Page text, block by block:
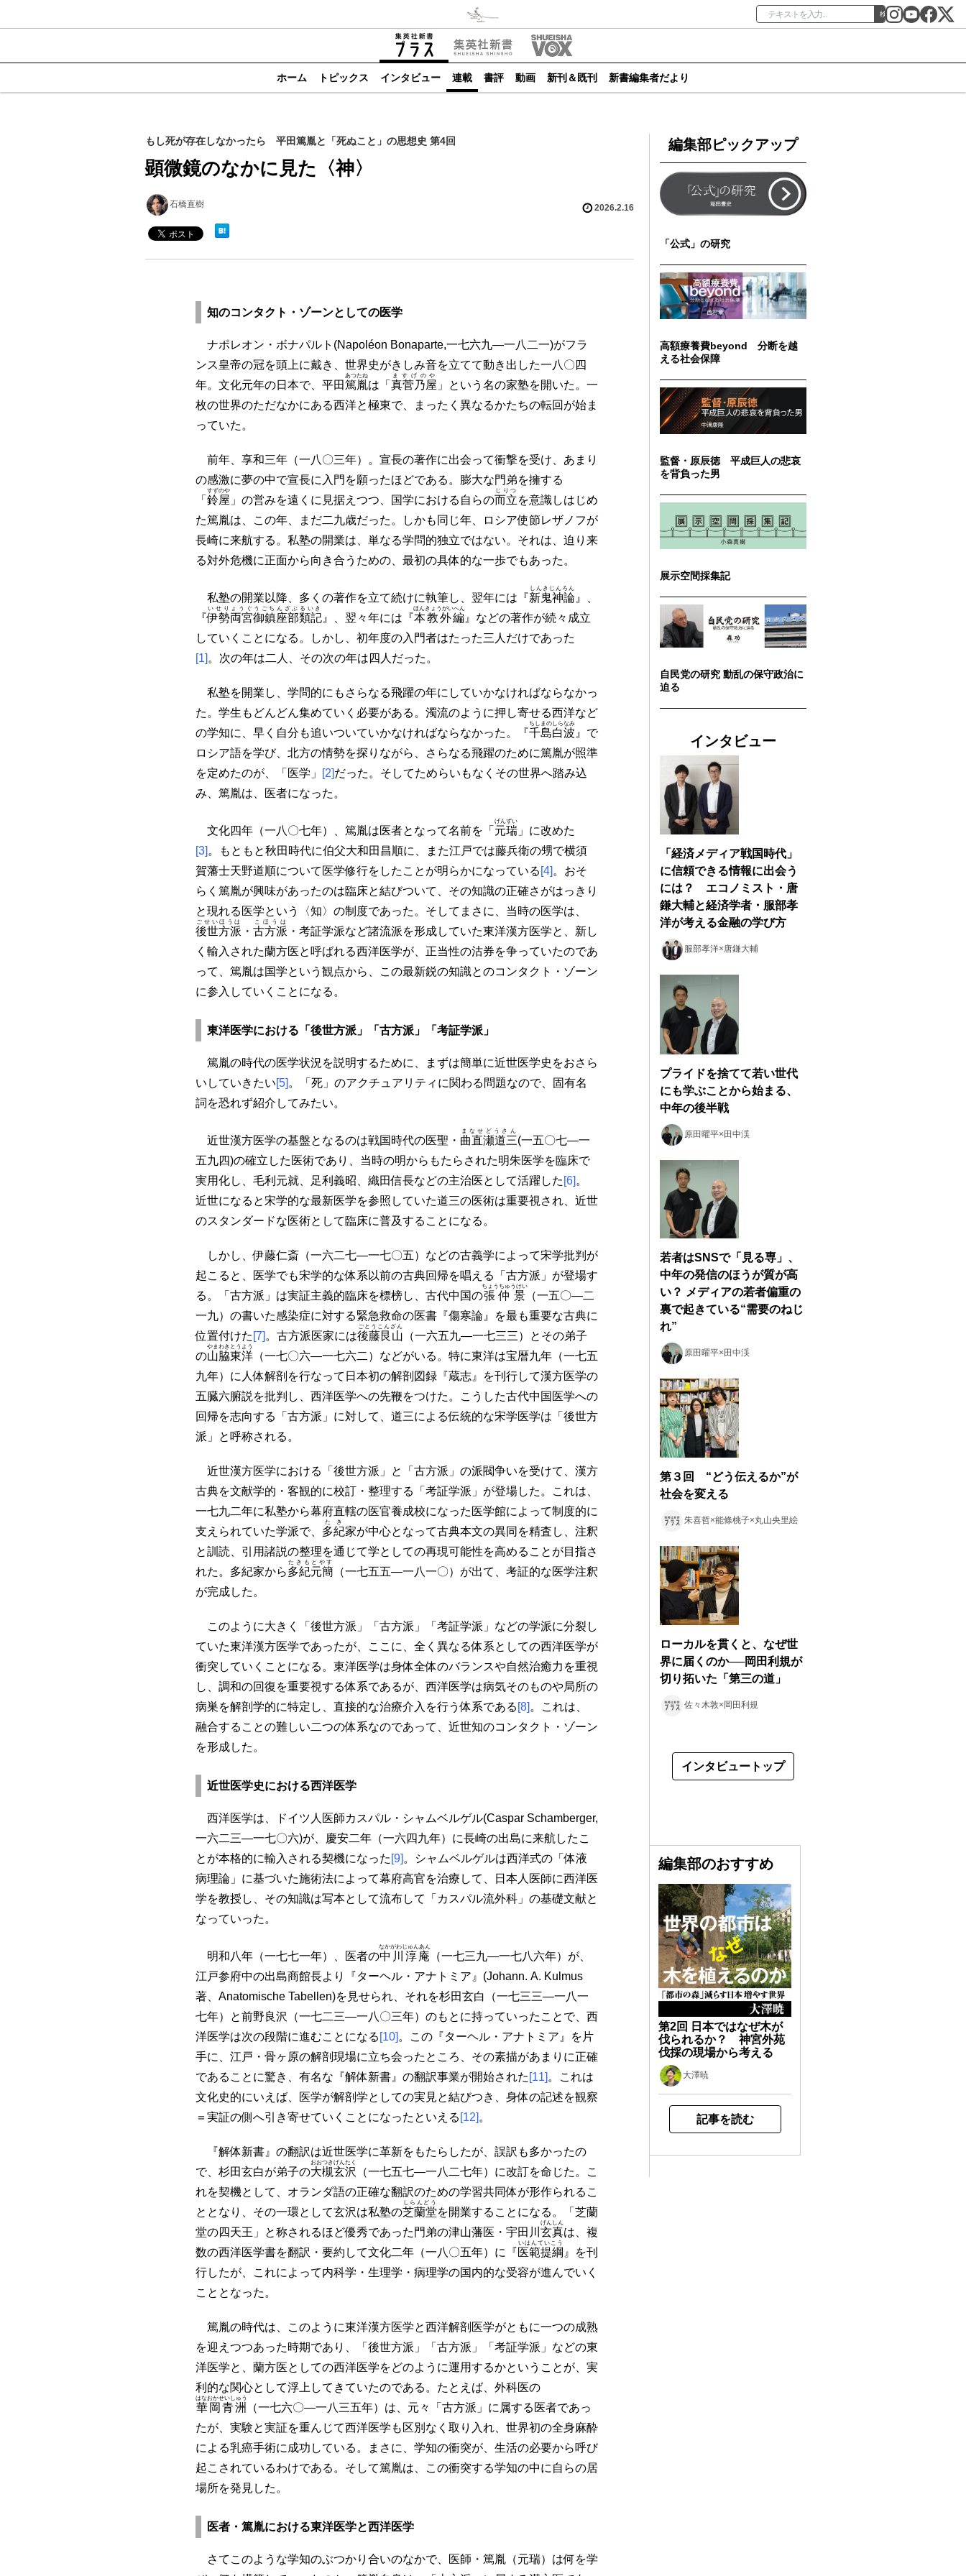
検索
ホーム トピックス インタビュー 連載 書評 動画 新刊＆既刊 新書編集者だより
もし死が存在しなかったら 平田篤胤と「死ぬこと」の思想史 第4回
顕微鏡のなかに見た〈神〉
石橋直樹 2026.2.16
知のコンタクト・ゾーンとしての医学
ナポレオン・ボナパルト(Napoléon Bonaparte,一七六九―一八二一)がフラ
ンス皇帝の冠を頭上に戴き、世界史がきしみ音を立てて動き出した一八〇四
年。文化元年の日本で、平田篤胤
あつたね
は「 真菅乃屋
ますげのや
」という名の家塾を開いた。一
枚の世界のただなかにある西洋と極東で、まったく異なるかたちの転回が始ま
っていた。
前年、享和三年（一八〇三年）。宣長の著作に出会って衝撃を受け、あまり
の感激に夢の中で宣長に入門を願ったほどである。膨大な門弟を擁する
「 鈴屋
すずのや
」の営みを遠くに見据えつつ、国学における自らの而立
じりつ
を意識しはじめ
た篤胤は、この年、まだ二九歳だった。しかも同じ年、ロシア使節レザノフが
長崎に来航する。私塾の開業は、単なる学問的独立ではない。それは、迫り来
る対外危機に正面から向き合うための、最初の具体的な一歩でもあった。
私塾の開業以降、多くの著作を立て続けに執筆し、翌年には『新鬼神論
しんきじんろん
』、
『伊勢両宮御鎮座部類記
いせりょうぐうごちんざぶるいき
』、翌々年には『本教外編
ほんきょうがいへん
』などの著作が続々成立
していくことになる。しかし、初年度の入門者はたった三人だけであった
[1] 。次の年は二人、その次の年は四人だった。
私塾を開業し、学問的にもさらなる飛躍の年にしていかなければならなかっ
た。学生もどんどん集めていく必要がある。濁流のように押し寄せる西洋など
の学知に、早く自分も追いついていかなければならなかった。『千島白波
ちしまのしらなみ
』で
ロシア語を学び、北方の情勢を探りながら、さらなる飛躍のために篤胤が照準
を定めたのが、「医学」
[2]だった。そしてためらいもなくその世界へ踏み込
み、篤胤は、医者になった。
文化四年（一八〇七年）、篤胤は医者となって名前を「 元瑞
げんずい
」に改めた
[3] 。もともと秋田時代に伯父大和田昌順に、また江戸では藤兵衛の甥で横須
賀藩士天野道順について医学修行をしたことが明らかになっている [4] 。おそ
らく篤胤が興味があったのは臨床と結びついて、その知識の正確さがはっきり
と現れる医学という〈知〉の制度であった。そしてまさに、当時の医学は、
後世方派
ごせいほうは
・ 古方派
こほうは
・考証学派など諸流派を形成していた東洋漢方医学と、新し
く輸入された蘭方医と呼ばれる西洋医学が、正当性の沽券を争っていたのであ
って、篤胤は国学という観点から、この最新鋭の知識とのコンタクト・ゾーン
に参入していくことになる。
東洋医学における「後世方派」「古方派」「考証学派」
篤胤の時代の医学状況を説明するために、まずは簡単に近世医学史をおさら
いしていきたい[5] 。「死」のアクチュアリティに関わる問題なので、固有名
詞を恐れず紹介してみたい。
近世漢方医学の基盤となるのは戦国時代の医聖・ 曲直瀬道三
まなせどうさん
(一五〇七―一
五九四)の確立した医術であり、当時の明からもたらされた明朱医学を臨床で
実用化し、毛利元就、足利義昭、織田信長などの主治医として活躍した [6] 。
近世になると宋学的な最新医学を参照していた道三の医術は重要視され、近世
のスタンダードな医術として臨床に普及することになる。
しかし、伊藤仁斎（一六二七―一七〇五）などの古義学によって宋学批判が
起こると、医学でも宋学的な体系以前の古典回帰を唱える「古方派」が登場す
る。「古方派」は実証主義的臨床を標榜し、古代中国の張仲景
ちょうちゅうけい
（一五〇―二
一九）の書いた感染症に対する緊急救命の医書『傷寒論』を最も重要な古典に
位置付けた [7] 。古方派医家には後藤艮山
ごとうこんざん
（一六五九―一七三三）とその弟子
の山脇東洋
やまわきとうよう
（一七〇六―一七六二）などがいる。特に東洋は宝暦九年（一七五
九年）に人体解剖を行なって日本初の解剖図録『蔵志』を刊行して漢方医学の
五臓六腑説を批判し、西洋医学への先鞭をつけた。こうした古代中国医学への
回帰を志向する「古方派」に対して、道三による伝統的な宋学医学は「後世方
派」と呼称される。
近世漢方医学における「後世方派」と「古方派」の派閥争いを受けて、漢方
古典を文献学的・客観的に校訂・整理する「考証学派」が登場した。これは、
一七九二年に私塾から幕府直轄の医官養成校になった医学館によって制度的に
支えられていた学派で、 多紀
たき
家が中心となって古典本文の異同を精査し、注釈
と訓読、引用諸説の整理を通じて学としての再現可能性を高めることが目指さ
れた。多紀家から多紀元簡
たきもとやす
（一七五五―一八一〇）が出て、考証的な医学注釈
が完成した。
このように大きく「後世方派」「古方派」「考証学派」などの学派に分裂し
ていた東洋漢方医学であったが、ここに、全く異なる体系としての西洋医学が
衝突していくことになる。東洋医学は身体全体のバランスや自然治癒力を重視
し、調和の回復を重要視する体系であるが、西洋医学は病気そのものや局所の
病巣を解剖学的に特定し、直接的な治療介入を行う体系である [8] 。これは、
融合することの難しい二つの体系なのであって、近世知のコンタクト・ゾーン
を形成した。
近世医学史における西洋医学
西洋医学は、ドイツ人医師カスパル・シャムベルゲル(Caspar Schamberger,
一六二三―一七〇六)が、慶安二年（一六四九年）に長崎の出島に来航したこ
とが本格的に輸入される契機になった [9] 。シャムベルゲルは西洋式の「体液
病理論」に基づいた施術法によって幕府高官を治療して、日本人医師に西洋医
学を教授し、その知識は写本として流布して「カスパル流外科」の基礎文献と
なっていった。
明和八年（一七七一年）、医者の中川淳庵
なかがわじゅんあん
（一七三九―一七八六年）が、
江戸参府中の出島商館長より『ターヘル・アナトミア』(Johann. A. Kulmus
著、Anatomische Tabellen)を見せられ、それを杉田玄白（一七三三―一八一
七年）と前野良沢（一七二三―一八〇三年）のもとに持っていったことで、西
洋医学は次の段階に進むことになる [10] 。この『ターヘル・アナトミア』を片
手に、江戸・骨ヶ原の解剖現場に立ち会ったところ、その素描があまりに正確
であることに驚き、有名な『解体新書』の翻訳事業が開始された [11] 。これは
文化史的にいえば、医学が解剖学としての実見と結びつき、身体の記述を観察
＝実証の側へ引き寄せていくことになったといえる [12] 。
『解体新書』の翻訳は近世医学に革新をもたらしたが、誤訳も多かったの
で、杉田玄白が弟子の大槻玄沢
おおつきげんたく
（一七五七―一八二七年）に改訂を命じた。こ
れを契機として、オランダ語の正確な翻訳のための学習共同体が形作られるこ
ととなり、その一環として玄沢は私塾の芝蘭堂
しらんどう
を開業することになる。「芝蘭
堂の四天王」と称されるほど優秀であった門弟の津山藩医・宇田川 玄真
げんしん
は、複
数の西洋医学書を翻訳・要約して文化二年（一八〇五年）に『医範提綱
いはんていこう
』を刊
行したが、これによって内科学・生理学・病理学の国内的な受容が進んでいく
こととなった。
篤胤の時代は、このように東洋漢方医学と西洋解剖医学がともに一つの成熟
を迎えつつあった時期であり、「後世方派」「古方派」「考証学派」などの東
洋医学と、蘭方医としての西洋医学をどのように運用するかということが、実
利的な関心として浮上してきていたのである。たとえば、外科医の
華岡青洲
はなおかせいしゅう
（一七六〇―一八三五年）は、元々「古方派」に属する医者であっ
たが、実験と実証を重んじて西洋医学も区別なく取り入れ、世界初の全身麻酔
による乳癌手術に成功している。まさに、学知の衝突が、生活の必要から呼び
起こされているわけである。そして篤胤は、この衝突する学知の中に自らの居
場所を発見した。
医者・篤胤における東洋医学と西洋医学
さてこのような学知のぶつかり合いのなかで、医師・篤胤（元瑞）は何を学
編集部ピックアップ
「公式」の研究
高額療養費beyond 分断を越
える社会保障
監督・原辰徳 平成巨人の悲哀
を背負った男
展示空間採集記
自民党の研究 動乱の保守政治に
迫る
インタビュー
「経済メディア戦国時代」
に信頼できる情報に出会う
には？ エコノミスト・唐
鎌大輔と経済学者・服部孝
洋が考える金融の学び方
服部孝洋×唐鎌大輔
プライドを捨てて若い世代
にも学ぶことから始まる、
中年の後半戦
原田曜平×田中渓
若者はSNSで「見る専」、
中年の発信のほうが質が高
い？ メディアの若者偏重の
裏で起きている“需要のねじ
れ”
原田曜平×田中渓
第３回 “どう伝えるか”が
社会を変える
朱喜哲×能條桃子×丸山央里絵
ローカルを貫くと、なぜ世
界に届くのか──岡田利規が
切り拓いた「第三の道」
佐々木敦×岡田利規
インタビュートップ
編集部のおすすめ
第2回 日本ではなぜ木が
伐られるか？ 神宮外苑
伐採の現場から考える
大澤暁
記事を読む